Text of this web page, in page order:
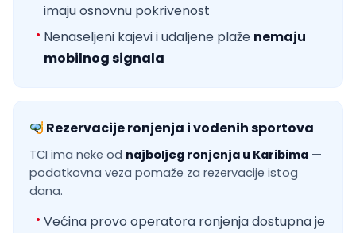
imaju osnovnu pokrivenost
Nenaseljeni kajevi i udaljene plaže nemaju
mobilnog signala
Rezervacije ronjenja i vodenih sportova
TCI ima neke od najboljeg ronjenja u Karibima —
podatkovna veza pomaže za rezervacije istog
dana.
Većina provo operatora ronjenja dostupna je